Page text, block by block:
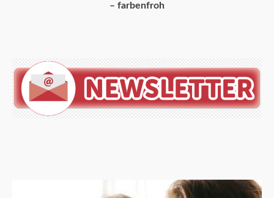
– farbenfroh